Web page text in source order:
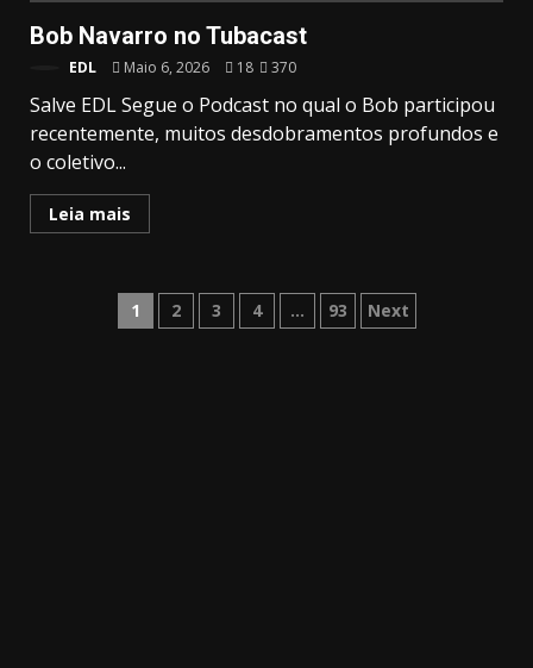
Bob Navarro no Tubacast
EDL Maio 6, 2026 18 370
Salve EDL Segue o Podcast no qual o Bob participou
recentemente, muitos desdobramentos profundos e
o coletivo...
Leia mais
Paginação
1 2 3 4 … 93 Next